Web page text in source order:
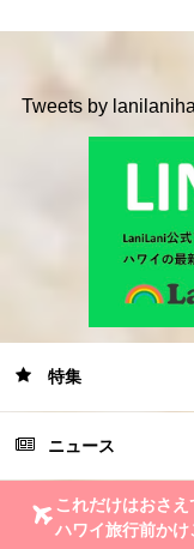
Tweets by
特集
ニュース
これだけはおさえ
ハワイ旅行前かけ